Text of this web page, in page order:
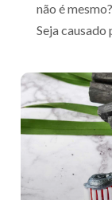
não é
Seja causado